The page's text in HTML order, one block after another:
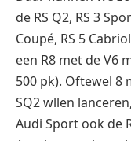
de RS Q2, RS 3
Coupé, RS 5
een R8 met de V6
500 pk). Oftewel 8
SQ2 wllen
Audi Sport ook de